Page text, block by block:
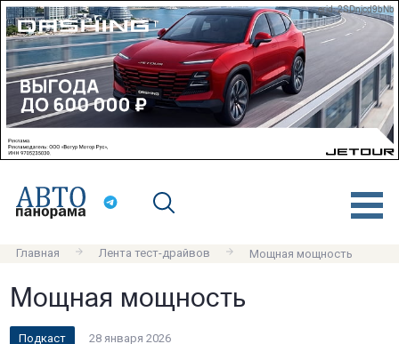
erid: 2SDnjcd9bNb
Главная Лента тест-драйвов Мощная мощность
Мощная мощность
Подкаст 28 января 2026